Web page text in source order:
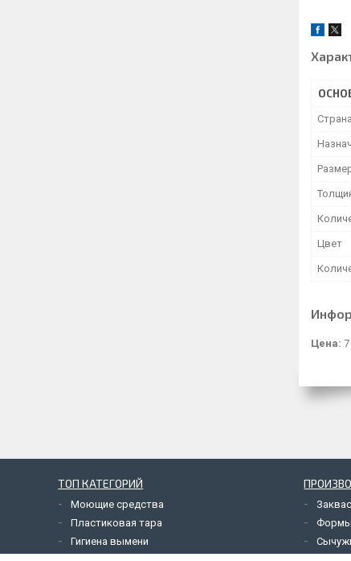
Цвет
Цена:
ТОП КАТЕГОРИЙ
Моющие средства
Пластиковая тара
Гигиена вымени